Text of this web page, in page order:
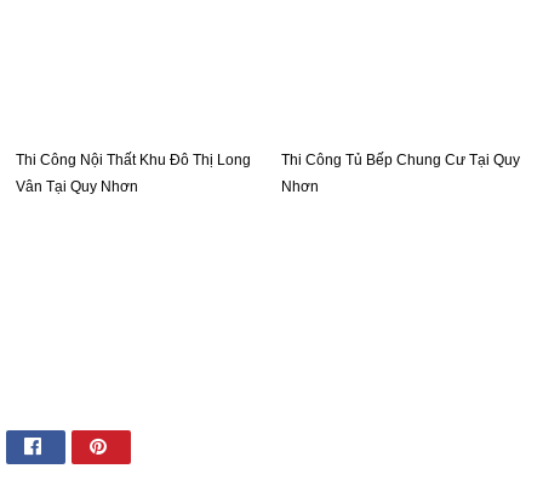
Thi Công Nội Thất Khu Đô Thị Long
Vân Tại Quy Nhơn
Thi Công Tủ Bếp Chung Cư Tại Quy
Nhơn